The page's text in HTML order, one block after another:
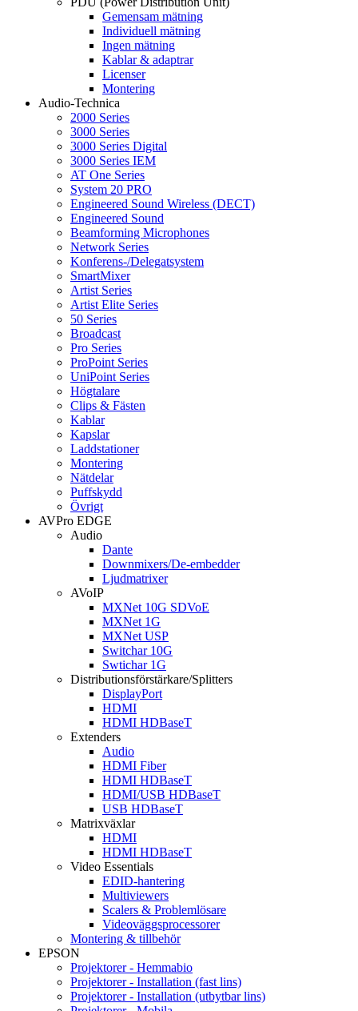
Gemensam mätning
Individuell mätning
Ingen mätning
Kablar & adaptrar
Licenser
Montering
Audio-Technica
2000 Series
3000 Series
3000 Series Digital
3000 Series IEM
AT One Series
System 20 PRO
Engineered Sound Wireless (DECT)
Engineered Sound
Beamforming Microphones
Network Series
Konferens-/Delegatsystem
SmartMixer
Artist Series
Artist Elite Series
50 Series
Broadcast
Pro Series
ProPoint Series
UniPoint Series
Högtalare
Clips & Fästen
Kablar
Kapslar
Laddstationer
Montering
Nätdelar
Puffskydd
Övrigt
AVPro EDGE
Audio
Dante
Downmixers/De-embedder
Ljudmatrixer
AVoIP
MXNet 10G SDVoE
MXNet 1G
MXNet USP
Switchar 10G
Swtichar 1G
Distributionsförstärkare/Splitters
DisplayPort
HDMI
HDMI HDBaseT
Extenders
Audio
HDMI Fiber
HDMI HDBaseT
HDMI/USB HDBaseT
USB HDBaseT
Matrixväxlar
HDMI
HDMI HDBaseT
Video Essentials
EDID-hantering
Multiviewers
Scalers & Problemlösare
Videoväggsprocessorer
Montering & tillbehör
EPSON
Projektorer - Hemmabio
Projektorer - Installation (fast lins)
Projektorer - Installation (utbytbar lins)